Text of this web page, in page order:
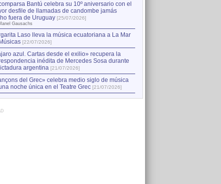
Bantú celebra su 10º aniversario con el
desfile de llamadas de candombe jamás
fuera de Uruguay [25/07/2026]
Gausachs
Laso lleva la música ecuatoriana a La Mar
[22/07/2026]
azul. Cartas desde el exilio» recupera la
inédita de Mercedes Sosa durante
argentina [21/07/2026]
del Grec» celebra medio siglo de música
noche única en el Teatre Grec [21/07/2026]